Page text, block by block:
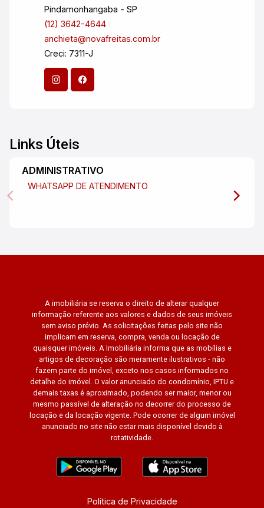
Pindamonhangaba - SP
(12) 3642-4644
anchieta@novafreitas.com.br
Creci: 7311-J
Links Úteis
ADMINISTRATIVO
WHATSAPP DE ATENDIMENTO
A imobiliária se reserva o direito de alterar qualquer
informação referente aos valores e dados de seus imóveis
sem aviso prévio. As solicitações feitas pelo site não
implicam em reserva, compra, venda ou locação de
quaisquer imóveis. A Imobiliária informa que as mobílias e
artigos de decoração são meramente ilustrativos - não
fazem parte do imóvel, exceto nos casos informados no
detalhe do imóvel. O valor anunciado do condomínio, IPTU e
demais taxas é aproximado, podendo ser maior, menor ou
mesmo passível de alteração no decorrer do processo de
locação e da locação vigente. Pode ocorrer de algum imóvel
anunciado no site não estar mais disponível devido à
rotatividade.
Política de Privacidade